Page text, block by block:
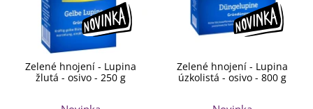
Zelené hnojení - Lupina
žlutá - osivo - 250 g
Zelené hnojení - Lupina
úzkolistá - osivo - 800 g